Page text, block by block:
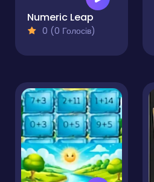
Numeric Leap
0 (0 Голосів)